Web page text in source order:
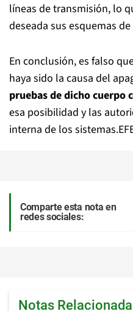
líneas de transmisión, lo
deseada sus esquemas
En conclusión, es falso
haya sido la causa del
pruebas de dicho cuerpo
esa posibilidad y las
interna de los
Comparte esta nota en
redes sociales:
Notas